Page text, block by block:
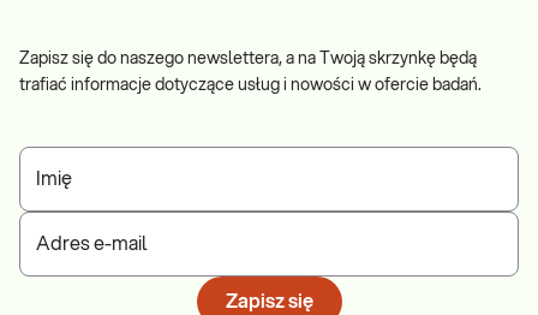
Zapisz się do naszego newslettera, a na Twoją skrzynkę będą
trafiać informacje dotyczące usług i nowości w ofercie badań.
Imię
Adres e-mail
Zapisz się